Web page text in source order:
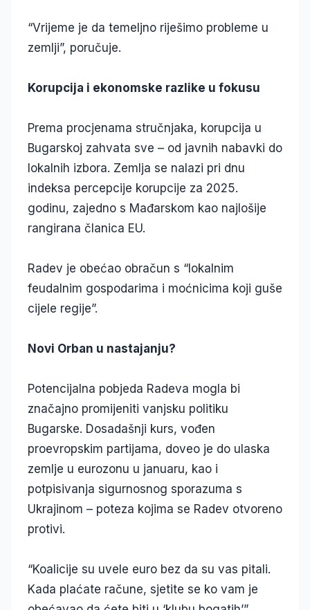
“Vrijeme je da temeljno riješimo probleme u
zemlji”, poručuje.
Korupcija i ekonomske razlike u fokusu
Prema procjenama stručnjaka, korupcija u
Bugarskoj zahvata sve – od javnih nabavki do
lokalnih izbora. Zemlja se nalazi pri dnu
indeksa percepcije korupcije za 2025.
godinu, zajedno s Mađarskom kao najlošije
rangirana članica EU.
Radev je obećao obračun s “lokalnim
feudalnim gospodarima i moćnicima koji guše
cijele regije”.
Novi Orban u nastajanju?
Potencijalna pobjeda Radeva mogla bi
značajno promijeniti vanjsku politiku
Bugarske. Dosadašnji kurs, vođen
proevropskim partijama, doveo je do ulaska
zemlje u eurozonu u januaru, kao i
potpisivanja sigurnosnog sporazuma s
Ukrajinom – poteza kojima se Radev otvoreno
protivi.
“Koalicije su uvele euro bez da su vas pitali.
Kada plaćate račune, sjetite se ko vam je